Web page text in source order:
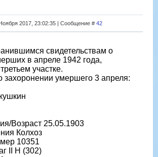
2017, 23:02:35 | Сообщение # 42
свидетельствам о
в апреле 1942 года,
участке.
захоронении умершего 3 апреля:
Возраст 25.05.1903
Колхоз
10351
II H (302)